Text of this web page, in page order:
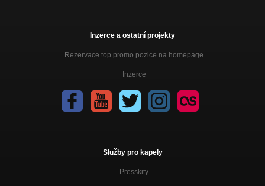
Inzerce a ostatní projekty
Rezervace top promo pozice na homepage
Inzerce
Služby pro kapely
Presskity